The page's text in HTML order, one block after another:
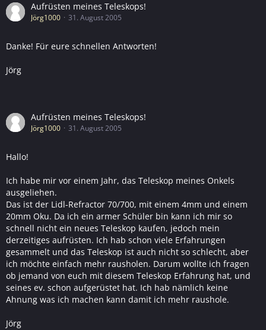
Aufrüsten meines Teleskops!
Jörg1000 31. August 2005
Danke! Für eure schnellen Antworten!
Jörg
Aufrüsten meines Teleskops!
Jörg1000 31. August 2005
Hallo!
Ich habe mir vor einem Jahr, das Teleskop meines Onkels
ausgeliehen.
Das ist der Lidl-Refractor 70/700, mit einem 4mm und einem
20mm Oku. Da ich ein armer Schüler bin kann ich mir so
schnell nicht ein neues Teleskop kaufen, jedoch mein
derzeitiges aufrüsten. Ich hab schon viele Erfahrungen
gesammelt und das Teleskop ist auch nicht so schlecht, aber
ich möchte einfach mehr rausholen. Darum wollte ich fragen
ob jemand von euch mit diesem Teleskop Erfahrung hat, und
seines ev. schon aufgerüstet hat. Ich hab nämlich keine
Ahnung was ich machen kann damit ich mehr raushole.
Jörg